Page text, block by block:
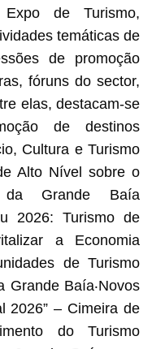
de Turismo,
temáticas de
de promoção
fóruns do sector,
elas, destacam-se
de destinos
Cultura e Turismo
Alto Nível sobre o
da Grande Baía
2026: Turismo de
a Economia
de Turismo
Grande Baía‧Novos
2026” – Cimeira de
do Turismo